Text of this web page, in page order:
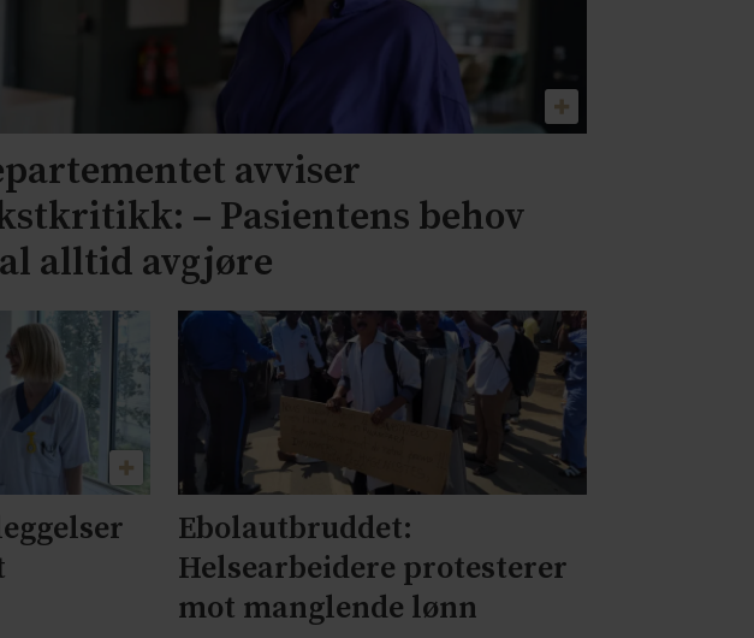
avviser
– Pasientens behov
alltid avgjøre
Ebolautbruddet:
Helsearbeidere protesterer
mot manglende lønn